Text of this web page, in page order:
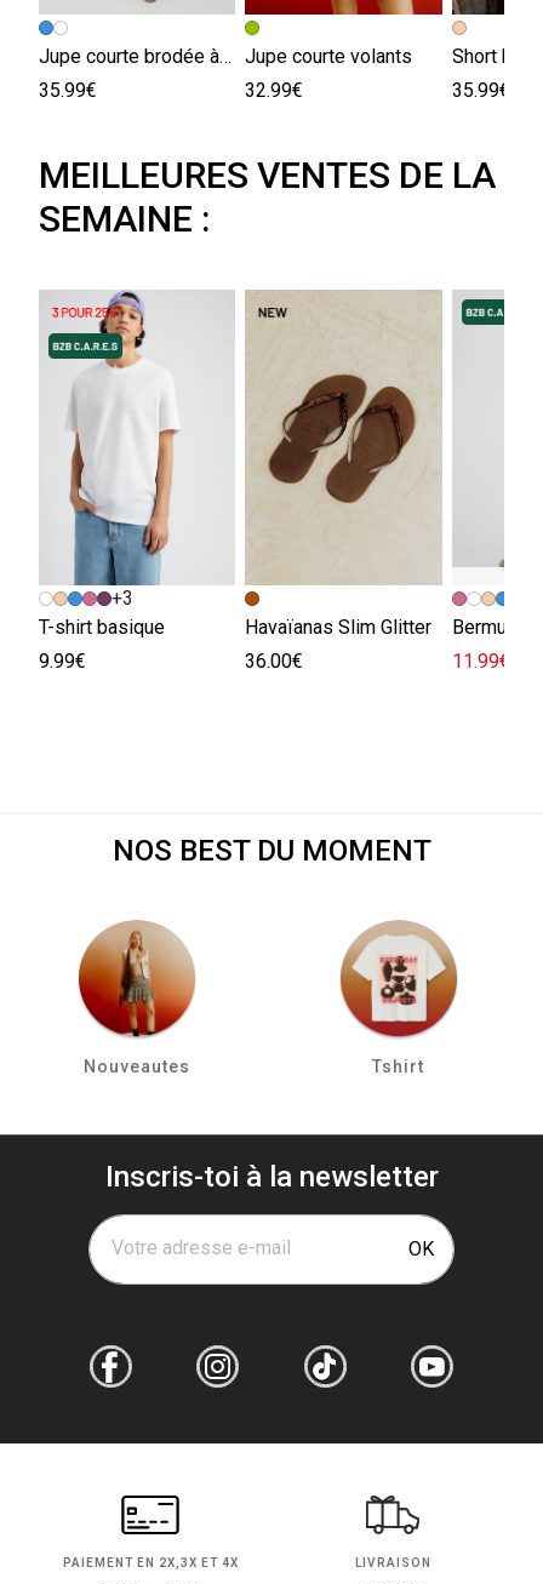
Jupe courte brodée à volants
35.99€
Jupe courte volants
32.99€
Short
35.99€
MEILLEURES VENTES DE LA
SEMAINE :
+3
T-shirt basique
9.99€
Havaïanas Slim Glitter
36.00€
Bermuda
11.99€
NOS BEST DU MOMENT
Nouveautes Tshirt
Inscris-toi à la newsletter
Votre adresse e-mail OK
PAIEMENT EN 2X,3X ET 4X LIVRAISON